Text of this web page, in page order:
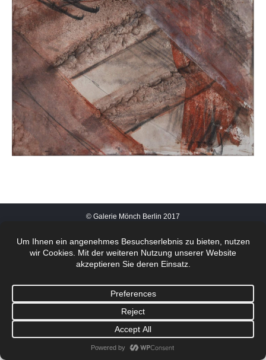
© Galerie Mönch Berlin 2017